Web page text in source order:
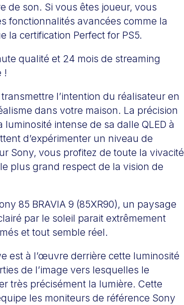
de son. Si vous êtes joueur, vous
fonctionnalités avancées comme la
la certification Perfect for PS5.
qualité et 24 mois de streaming
!
l’intention du réalisateur en
dans votre maison. La précision
intense de sa dalle QLED à
d’expérimenter un niveau de
Sony, vous profitez de toute la vivacité
plus grand respect de la vision de
85 BRAVIA 9 (85XR90), un paysage
par le soleil parait extrêmement
et tout semble réel.
est à l’œuvre derrière cette luminosité
de l’image vers lesquelles le
très précisément la lumière. Cette
les moniteurs de référence Sony